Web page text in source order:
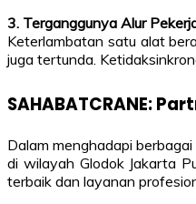
3. Terganggunya Alur
Keterlambatan satu alat
juga tertunda.
SAHABATCRANE:
Dalam menghadapi
di wilayah Glodok Jakarta
terbaik dan layanan